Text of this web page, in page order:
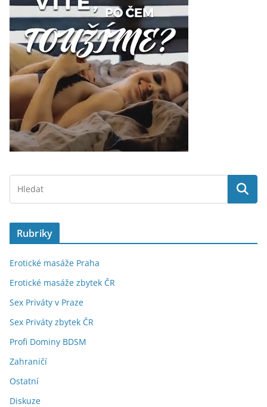
Rubriky
Erotické masáže Praha
Erotické masáže zbytek ČR
Sex Priváty v Praze
Sex Priváty zbytek ČR
Profi Dominy BDSM
Zahraničí
Ostatní
Diskuze